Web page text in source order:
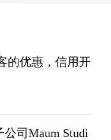
的优惠，信用开
司Maum Studi